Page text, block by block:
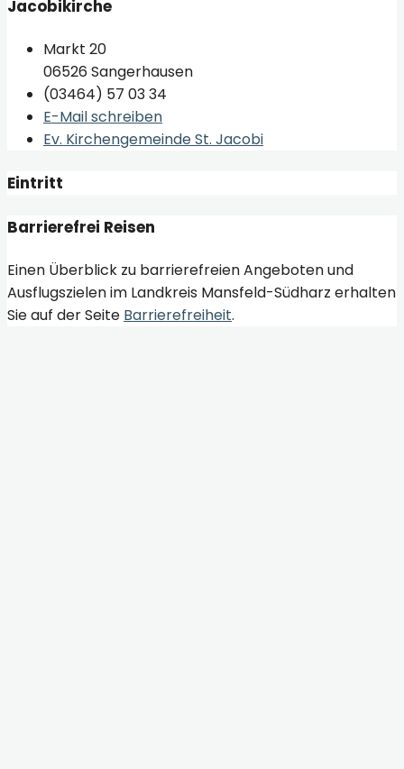
Jacobikirche
Markt 20
06526 Sangerhausen
(03464) 57 03 34
E-Mail schreiben
Ev. Kirchengemeinde St. Jacobi
Eintritt
Barrierefrei Reisen
Einen Überblick zu barrierefreien Angeboten und
Ausflugszielen im Landkreis Mansfeld-Südharz erhalten
Sie auf der Seite Barrierefreiheit.